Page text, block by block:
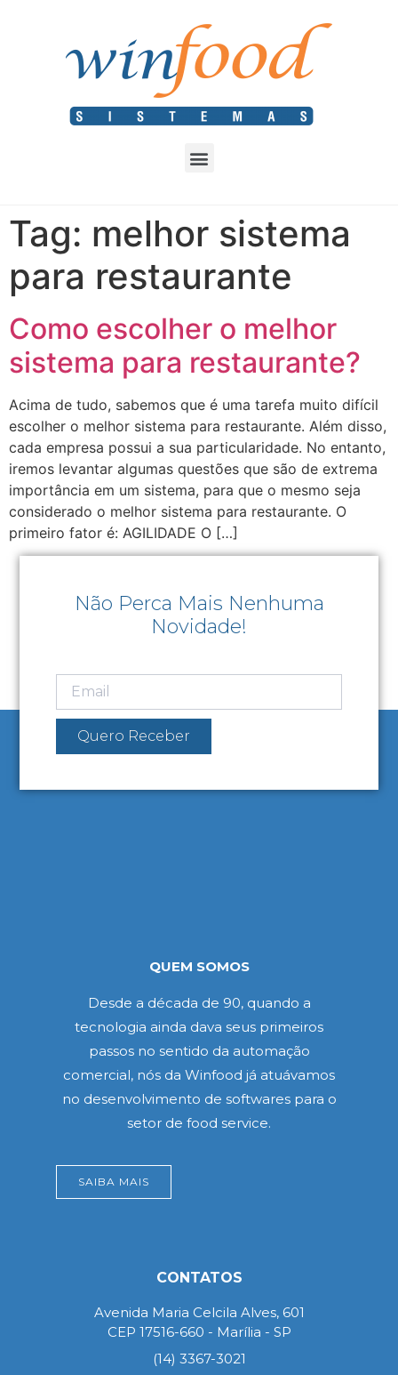
Tag: melhor sistema
para restaurante
Como escolher o melhor
sistema para restaurante?
Acima de tudo, sabemos que é uma tarefa muito difícil
escolher o melhor sistema para restaurante. Além disso,
cada empresa possui a sua particularidade. No entanto,
iremos levantar algumas questões que são de extrema
importância em um sistema, para que o mesmo seja
considerado o melhor sistema para restaurante. O
primeiro fator é: AGILIDADE O […]
Não Perca Mais Nenhuma
Novidade!
Quero Receber
QUEM SOMOS
Desde a década de 90, quando a
tecnologia ainda dava seus primeiros
passos no sentido da automação
comercial, nós da Winfood já atuávamos
no desenvolvimento de softwares para o
setor de food service.
SAIBA MAIS
CONTATOS
Avenida Maria Celcila Alves, 601
CEP 17516-660 - Marília - SP
(14) 3367-3021